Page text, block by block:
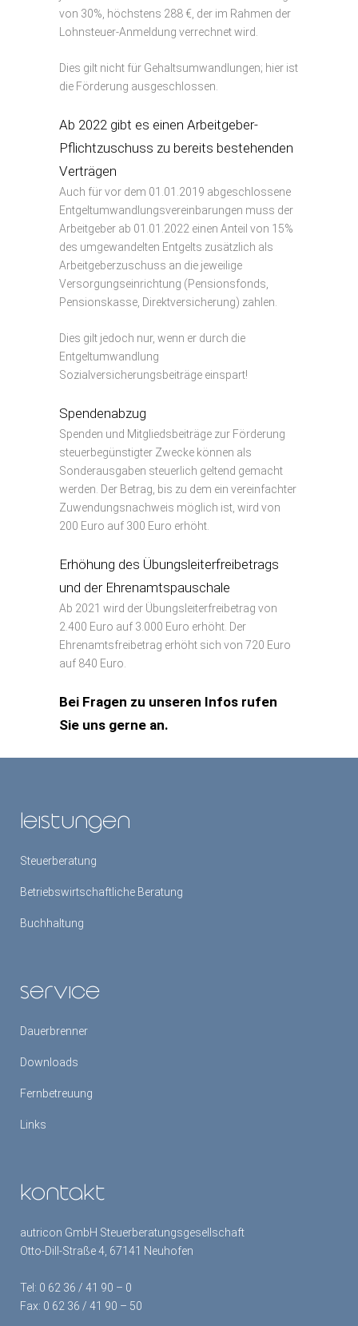
von 30%, höchstens 288 €, der im Rahmen der
Lohnsteuer-Anmeldung verrechnet wird.
Dies gilt nicht für Gehaltsumwandlungen; hier ist
die Förderung ausgeschlossen.
Ab 2022 gibt es einen Arbeitgeber-
Pflichtzuschuss zu bereits bestehenden
Verträgen
Auch für vor dem 01.01.2019 abgeschlossene
Entgeltumwandlungsvereinbarungen muss der
Arbeitgeber ab 01.01.2022 einen Anteil von 15%
des umgewandelten Entgelts zusätzlich als
Arbeitgeberzuschuss an die jeweilige
Versorgungseinrichtung (Pensionsfonds,
Pensionskasse, Direktversicherung) zahlen.
Dies gilt jedoch nur, wenn er durch die
Entgeltumwandlung
Sozialversicherungsbeiträge einspart!
Spendenabzug
Spenden und Mitgliedsbeiträge zur Förderung
steuerbegünstigter Zwecke können als
Sonderausgaben steuerlich geltend gemacht
werden. Der Betrag, bis zu dem ein vereinfachter
Zuwendungsnachweis möglich ist, wird von
200 Euro auf 300 Euro erhöht.
Erhöhung des Übungsleiterfreibetrags
und der Ehrenamtspauschale
Ab 2021 wird der Übungsleiterfreibetrag von
2.400 Euro auf 3.000 Euro erhöht. Der
Ehrenamtsfreibetrag erhöht sich von 720 Euro
auf 840 Euro.
Bei Fragen zu unseren Infos rufen
Sie uns gerne an.
leistungen
Steuerberatung
Betriebswirtschaftliche Beratung
Buchhaltung
service
Dauerbrenner
Downloads
Fernbetreuung
Links
kontakt
autricon GmbH Steuerberatungsgesellschaft
Otto-Dill-Straße 4, 67141 Neuhofen
Tel: 0 62 36 / 41 90 – 0
Fax: 0 62 36 / 41 90 – 50